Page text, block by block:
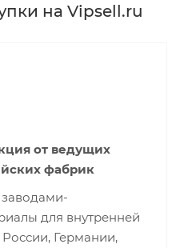
на Vipsell.ru
от ведущих
фабрик
для внутренней
Германии,